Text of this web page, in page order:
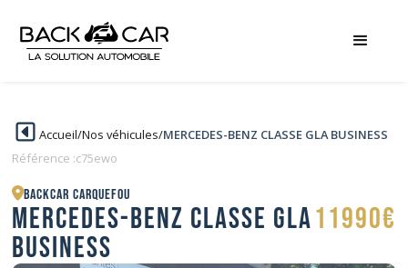
Accueil/Nos véhicules/MERCEDES-BENZ CLASSE GLA BUSINESS
Référence :c75ewo
BACKCAR Carquefou
MERCEDES-BENZ CLASSE GLA
BUSINESS
11990€